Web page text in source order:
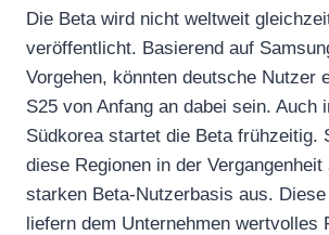
Die Beta wird nicht weltweit
veröffentlicht. Basierend auf
Vorgehen, könnten deutsche Nutzer
S25 von Anfang an dabei sein. Auch
Südkorea startet die Beta frühzeitig.
diese Regionen in der
starken Beta-Nutzerbasis aus.
liefern dem Unternehmen wertvolles